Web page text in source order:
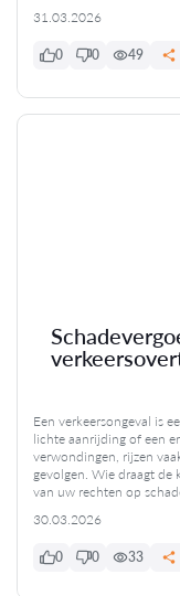
31.03.2026
0 0 49
Een verkeersongeval is
lichte aanrijding of een
verwondingen, rijzen
gevolgen. Wie draagt de
van uw rechten op
30.03.2026
0 0 33